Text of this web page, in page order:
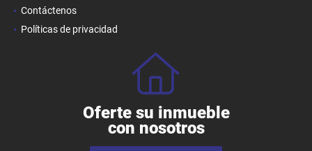
Contáctenos
Políticas de privacidad
Oferte su inmueble
con nosotros